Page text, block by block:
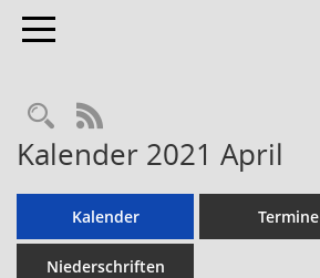
Toggle navigation
RSS-Feed
Kalender 2021 April
Kalender Termine
Niederschriften